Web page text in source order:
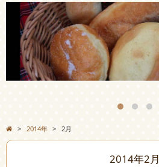
> 2014年 > 2月
2014年2月